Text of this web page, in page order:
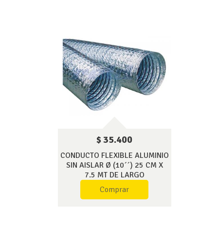
$ 35.400
CONDUCTO FLEXIBLE ALUMINIO
SIN AISLAR Ø (10´´) 25 CM X
7.5 MT DE LARGO
Comprar